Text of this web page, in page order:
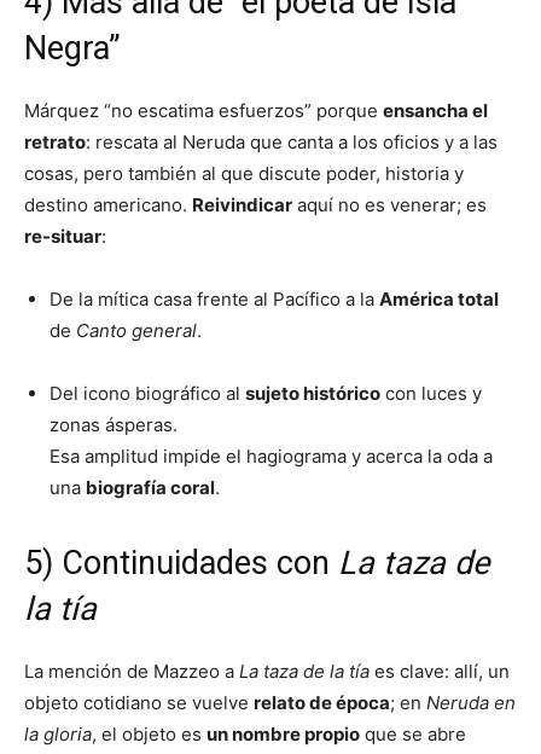
Negra”
Márquez “no escatima esfuerzos” porque ensancha el
retrato: rescata al Neruda que canta a los oficios y a las
cosas, pero también al que discute poder, historia y
destino americano. Reivindicar aquí no es venerar; es
re-situar:
De la mítica casa frente al Pacífico a la América total
de Canto general.
Del icono biográfico al sujeto histórico con luces y
zonas ásperas.
Esa amplitud impide el hagiograma y acerca la oda a
una biografía coral.
5) Continuidades con La taza de
la tía
La mención de Mazzeo a La taza de la tía es clave: allí, un
objeto cotidiano se vuelve relato de época; en Neruda en
la gloria, el objeto es un nombre propio que se abre